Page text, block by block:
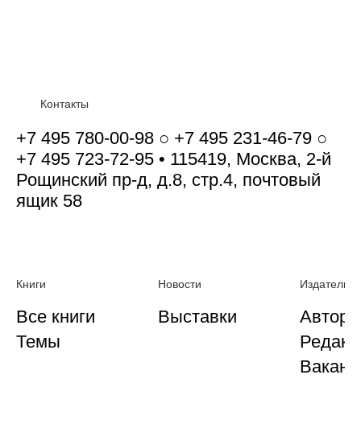
Контакты
+7 495 780-00-98 ○ +7 495 231-46-79 ○
+7 495 723-72-95 • 115419, Москва, 2-й
Рощинский пр-д, д.8, стр.4, почтовый
ящик 58
Книги
Все книги
Темы
Новости
Выставки